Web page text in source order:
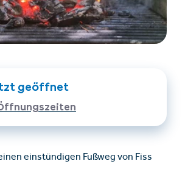
geöffnet
einstündigen Fußweg von Fiss